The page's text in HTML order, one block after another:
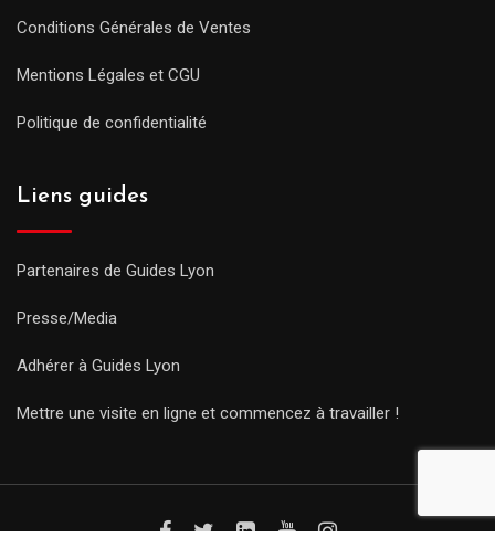
Conditions Générales de Ventes
Mentions Légales et CGU
Politique de confidentialité
Liens guides
Partenaires de Guides Lyon
Presse/Media
Adhérer à Guides Lyon
Mettre une visite en ligne et commencez à travailler !